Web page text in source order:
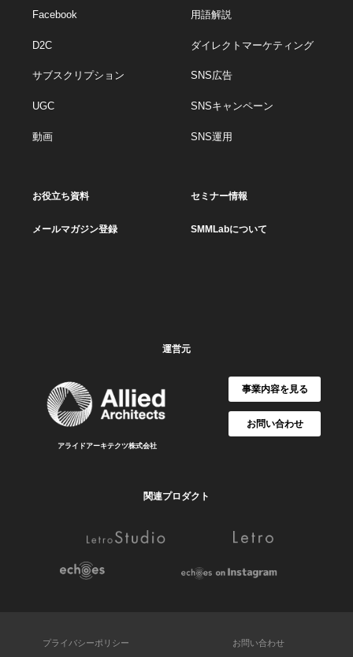
Facebook
D2C
サブスクリプション
UGC
動画
用語解説
ダイレクトマーケティング
SNS広告
SNSキャンペーン
SNS運用
お役立ち資料 セミナー情報
メールマガジン登録 SMMLabについて
運営元
アライドアーキテクツ株式会社
事業内容を見る
お問い合わせ
関連プロダクト
プライバシーポリシー お問い合わせ